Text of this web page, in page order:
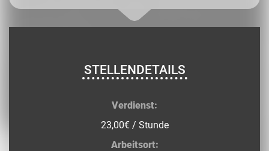
STELLENDETAILS
Verdienst:
23,00€ / Stunde
Arbeitsort: